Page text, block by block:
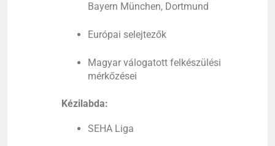
Bayern München, Dortmund
Európai selejtezők
Magyarválogatottfelkészülési
mérkőzései
Kézilabda:
SEHA Liga